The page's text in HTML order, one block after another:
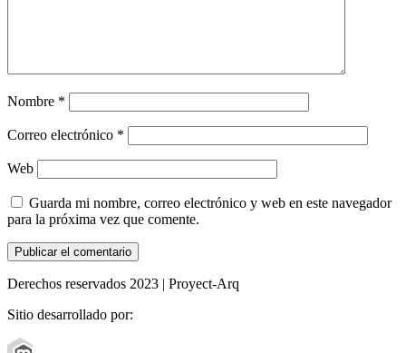
Nombre *
Correo electrónico *
Web
Guarda mi nombre, correo electrónico y web en este navegador
para la próxima vez que comente.
Derechos reservados 2023 | Proyect-Arq
Sitio desarrollado por: